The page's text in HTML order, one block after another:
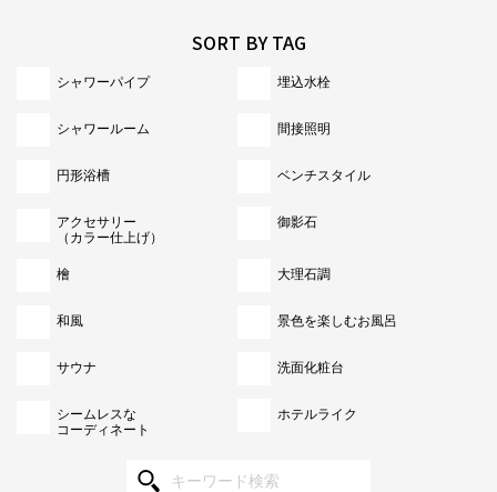
SORT BY TAG
シャワーパイプ 埋込水栓
シャワールーム 間接照明
円形浴槽 ベンチスタイル
アクセサリー
（カラー仕上げ）
御影石
檜 大理石調
和風 景色を楽しむお風呂
サウナ 洗面化粧台
シームレスな
コーディネート
ホテルライク